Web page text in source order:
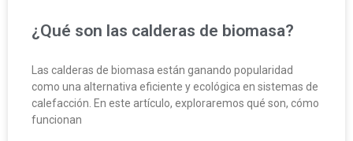
¿Qué son las calderas de biomasa?
Las calderas de biomasa están ganando popularidad
como una alternativa eficiente y ecológica en sistemas de
calefacción. En este artículo, exploraremos qué son, cómo
funcionan